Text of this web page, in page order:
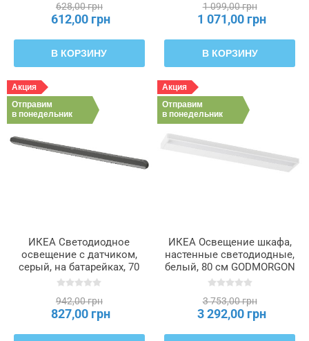
628,00 грн
612,00 грн
В КОРЗИНУ
1 099,00 грн
1 071,00 грн
В КОРЗИНУ
Акция
Отправим
в понедельник
ИКЕА Светодиодное
освещение с датчиком,
серый, на батарейках, 70
см KÖLVATTEN, 805.941.77
942,00 грн
827,00 грн
Акция
Отправим
в понедельник
ИКЕА Освещение шкафа,
настенные светодиодные,
белый, 80 см GODMORGON
ГОДМОРГОН, 405.373.96
3 753,00 грн
3 292,00 грн